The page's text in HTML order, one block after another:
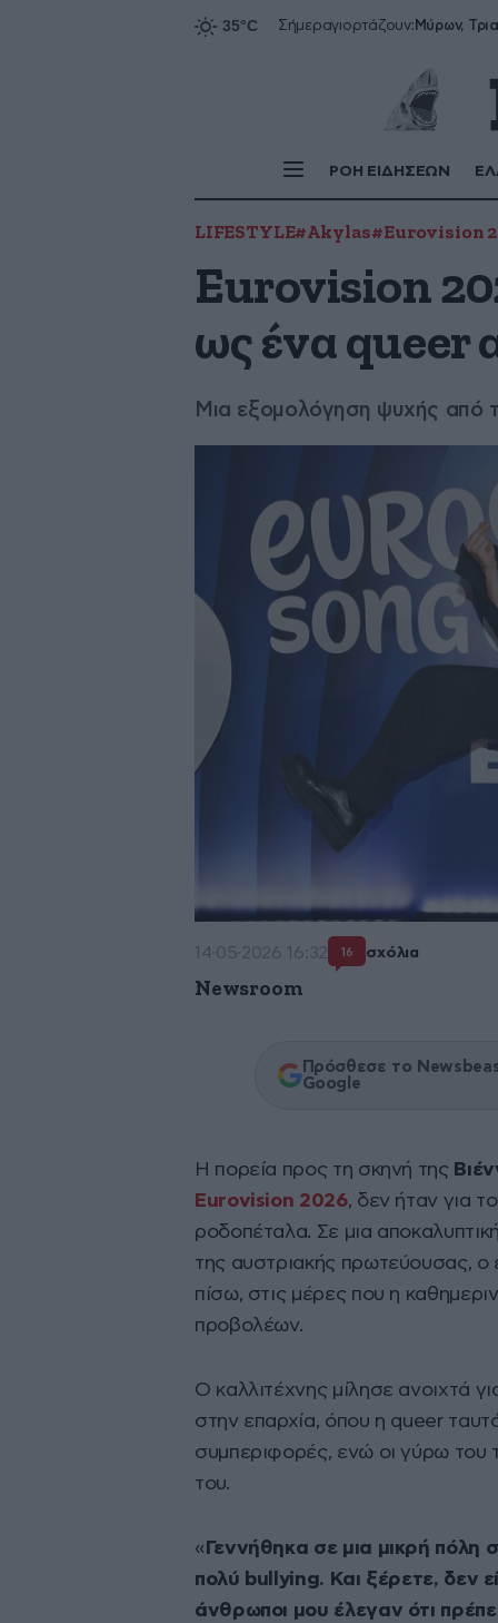
Σήμεραγιορτάζουν:
ΡΟΗ ΕΙΔΗΣΕΩΝ
LIFESTYLE#Akylas#Eurovision
Eurovision
ως ένα queer
Μια εξομολόγηση ψυχής από
14·05·2026 16:32 16 σχόλια
Newsroom
Πρόσθεσε το
Google
Η πορεία προς τη σκηνή της
Eurovision 2026, δεν ήταν για
ροδοπέταλα. Σε μια
της αυστριακής πρωτεύουσας,
πίσω, στις μέρες που η
προβολέων.
Ο καλλιτέχνης μίλησε ανοιχτά
στην επαρχία, όπου η queer
συμπεριφορές, ενώ οι γύρω του
του.
« Γεννήθηκα σε μια μικρή πόλη
πολύ bullying. Και ξέρετε, δεν
άνθρωποι μου έλεγαν ότι